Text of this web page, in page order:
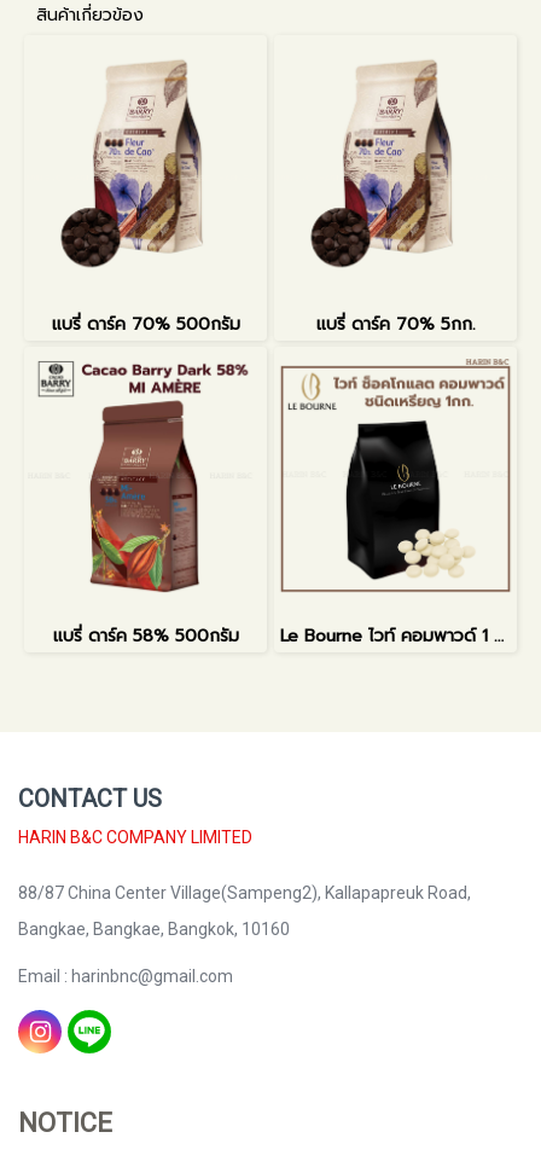
สินค้าเกี่ยวข้อง
แบรี่ ดาร์ค 70% 500กรัม แบรี่ ดาร์ค 70% 5กก.
แบรี่ ดาร์ค 58% 500กรัม Le Bourne ไวท์ คอมพาวด์ 1 กิโลกรัม
CONTACT US
HARIN B&C COMPANY LIMITED
88/87 China Center Village(Sampeng2), Kallapapreuk Road,
Bangkae, Bangkae, Bangkok, 10160
Email : harinbnc@gmail.com
NOTICE